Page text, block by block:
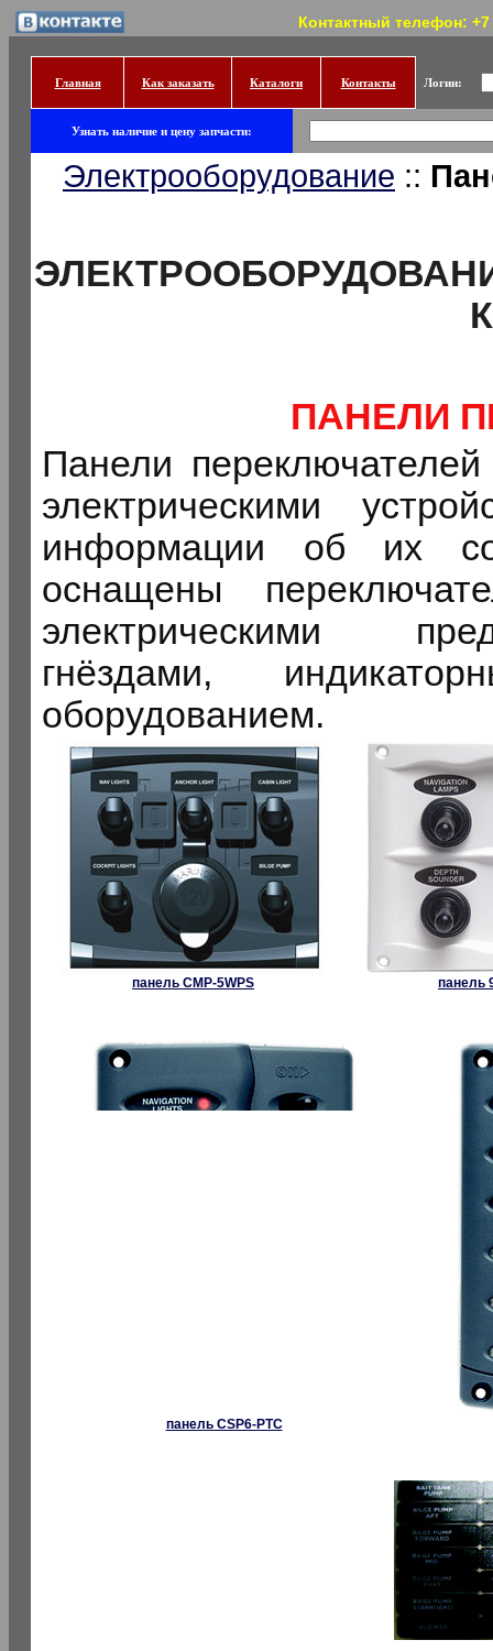
Контактный телефон:
Главная Как заказать Каталоги Контакты Логин:
Узнать наличие и цену запчасти:
Электрооборудование ::
ПАНЕЛИ
Панели
электрическими
информации об их
оснащены
электрическими
гнёздами,
оборудованием.
панель CMP-5WPS панель
панель CSP6-PTC